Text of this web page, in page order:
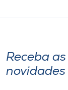
Receba as
novidades